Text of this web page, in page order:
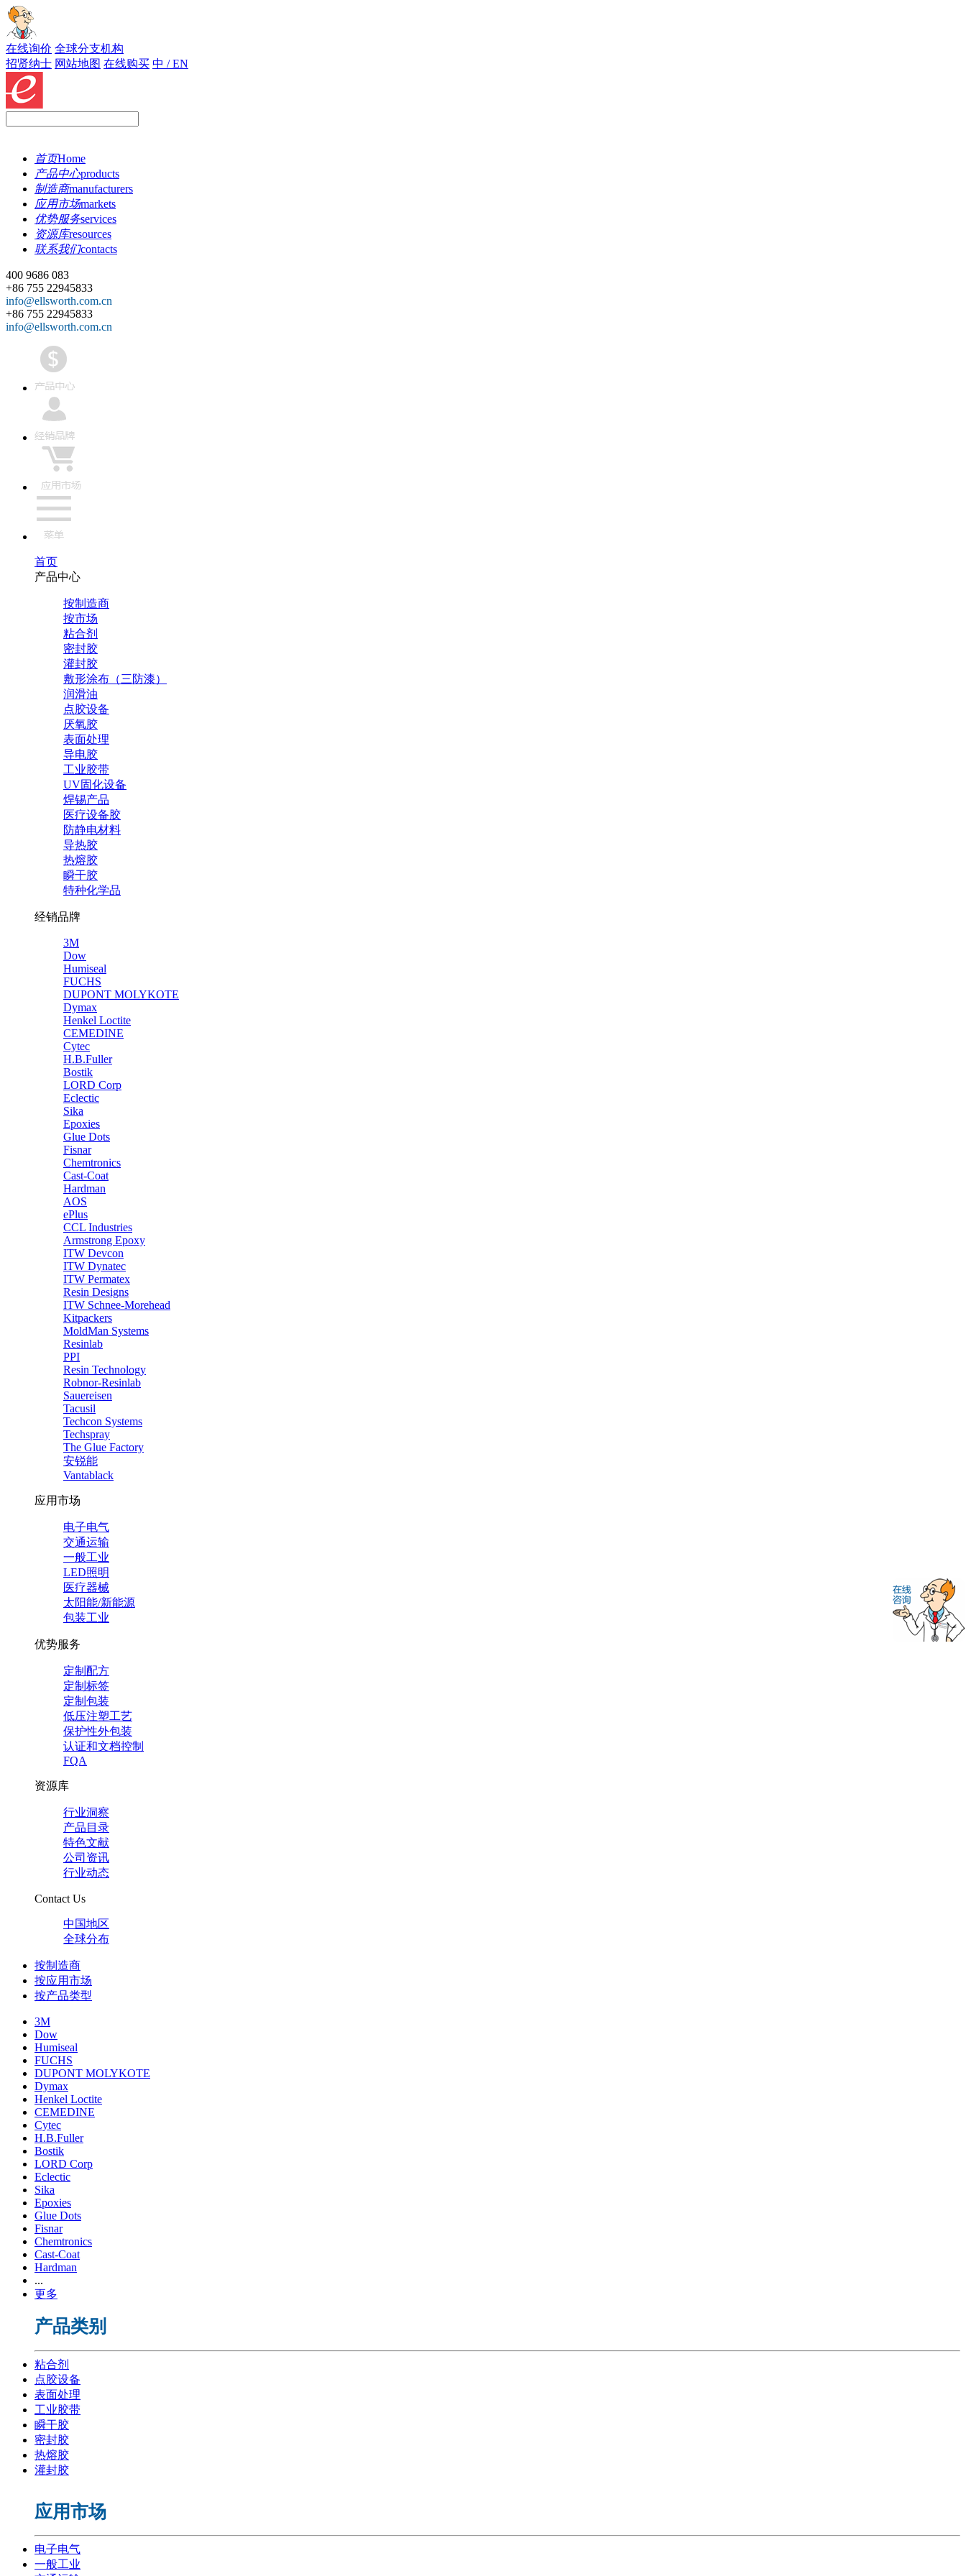
在线询价 全球分支机构
招贤纳士 网站地图 在线购买 中 / EN
首页Home
产品中心products
制造商manufacturers
应用市场markets
优势服务services
资源库resources
联系我们contacts
400 9686 083
+86 755 22945833
info@ellsworth.com.cn
+86 755 22945833
info@ellsworth.com.cn
首页
产品中心
按制造商
按市场
粘合剂
密封胶
灌封胶
敷形涂布（三防漆）
润滑油
点胶设备
厌氧胶
表面处理
导电胶
工业胶带
UV固化设备
焊锡产品
医疗设备胶
防静电材料
导热胶
热熔胶
瞬干胶
特种化学品
经销品牌
3M
Dow
Humiseal
FUCHS
DUPONT MOLYKOTE
Dymax
Henkel Loctite
CEMEDINE
Cytec
H.B.Fuller
Bostik
LORD Corp
Eclectic
Sika
Epoxies
Glue Dots
Fisnar
Chemtronics
Cast-Coat
Hardman
AOS
ePlus
CCL Industries
Armstrong Epoxy
ITW Devcon
ITW Dynatec
ITW Permatex
Resin Designs
ITW Schnee-Morehead
Kitpackers
MoldMan Systems
Resinlab
PPI
Resin Technology
Robnor-Resinlab
Sauereisen
Tacusil
Techcon Systems
Techspray
The Glue Factory
安锐能
Vantablack
应用市场
电子电气
交通运输
一般工业
LED照明
医疗器械
太阳能/新能源
包装工业
优势服务
定制配方
定制标签
定制包装
低压注塑工艺
保护性外包装
认证和文档控制
FQA
资源库
行业洞察
产品目录
特色文献
公司资讯
行业动态
Contact Us
中国地区
全球分布
按制造商
按应用市场
按产品类型
3M
Dow
Humiseal
FUCHS
DUPONT MOLYKOTE
Dymax
Henkel Loctite
CEMEDINE
Cytec
H.B.Fuller
Bostik
LORD Corp
Eclectic
Sika
Epoxies
Glue Dots
Fisnar
Chemtronics
Cast-Coat
Hardman
...
更多
产品类别
粘合剂
点胶设备
表面处理
工业胶带
瞬干胶
密封胶
热熔胶
灌封胶
应用市场
电子电气
一般工业